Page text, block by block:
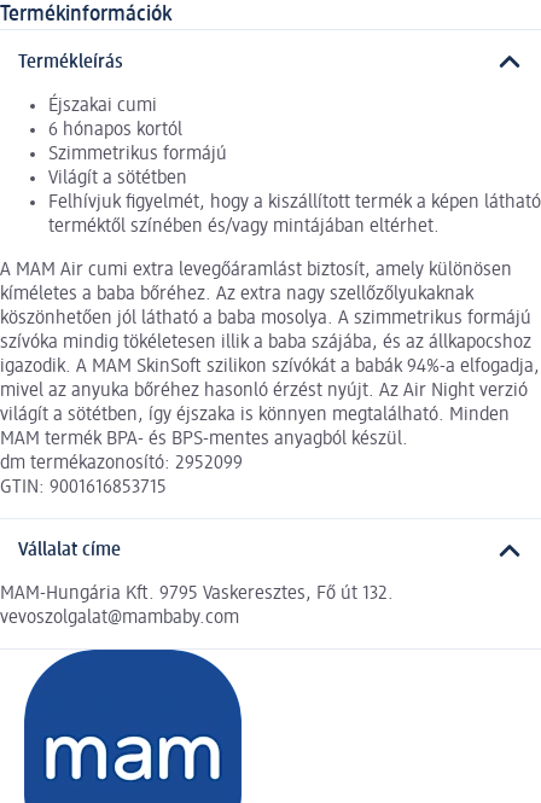
Termékinformációk
Termékleírás
Éjszakai cumi
6 hónapos kortól
Szimmetrikus formájú
Világít a sötétben
Felhívjuk figyelmét, hogy a kiszállított termék a képen látható
terméktől színében és/vagy mintájában eltérhet.
A MAM Air cumi extra levegőáramlást biztosít, amely különösen
kíméletes a baba bőréhez. Az extra nagy szellőzőlyukaknak
köszönhetően jól látható a baba mosolya. A szimmetrikus formájú
szívóka mindig tökéletesen illik a baba szájába, és az állkapocshoz
igazodik. A MAM SkinSoft szilikon szívókát a babák 94%-a elfogadja,
mivel az anyuka bőréhez hasonló érzést nyújt. Az Air Night verzió
világít a sötétben, így éjszaka is könnyen megtalálható. Minden
MAM termék BPA- és BPS-mentes anyagból készül.
dm termékazonosító: 2952099
GTIN: 9001616853715
Vállalat címe
MAM-Hungária Kft. 9795 Vaskeresztes, Fő út 132.
vevoszolgalat@mambaby.com